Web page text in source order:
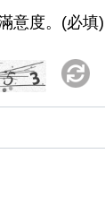
意度。(必填)